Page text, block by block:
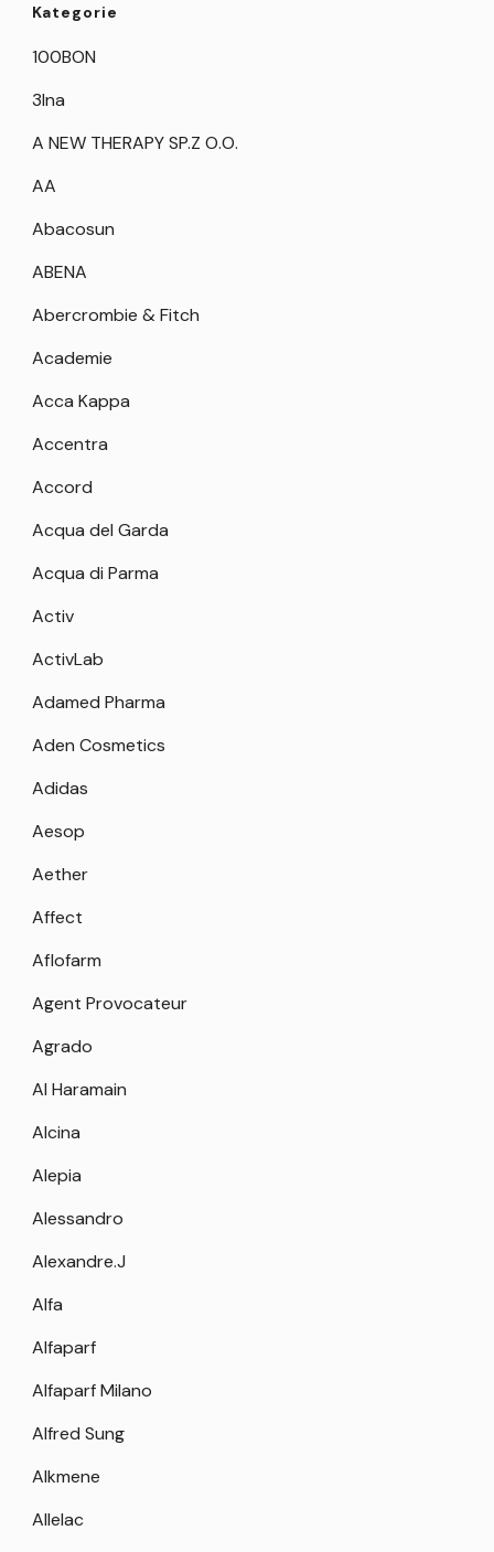
Kategorie
100BON
3Ina
A NEW THERAPY SP.Z O.O.
AA
Abacosun
ABENA
Abercrombie & Fitch
Academie
Acca Kappa
Accentra
Accord
Acqua del Garda
Acqua di Parma
Activ
ActivLab
Adamed Pharma
Aden Cosmetics
Adidas
Aesop
Aether
Affect
Aflofarm
Agent Provocateur
Agrado
Al Haramain
Alcina
Alepia
Alessandro
Alexandre.J
Alfa
Alfaparf
Alfaparf Milano
Alfred Sung
Alkmene
Allelac